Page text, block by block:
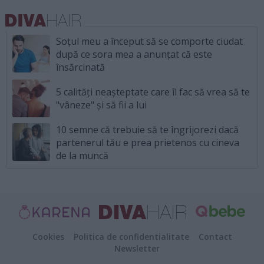
Soțul meu a început să se comporte ciudat
după ce sora mea a anunțat că este
însărcinată
5 calități neașteptate care îl fac să vrea să te
"vâneze" și să fii a lui
10 semne că trebuie să te îngrijorezi dacă
partenerul tău e prea prietenos cu cineva
de la muncă
Cookies Politica de confidentialitate
Contact
Newsletter